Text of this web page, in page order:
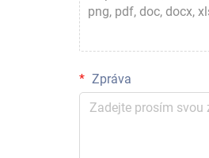
png, pdf, doc, docx,
Zpráva